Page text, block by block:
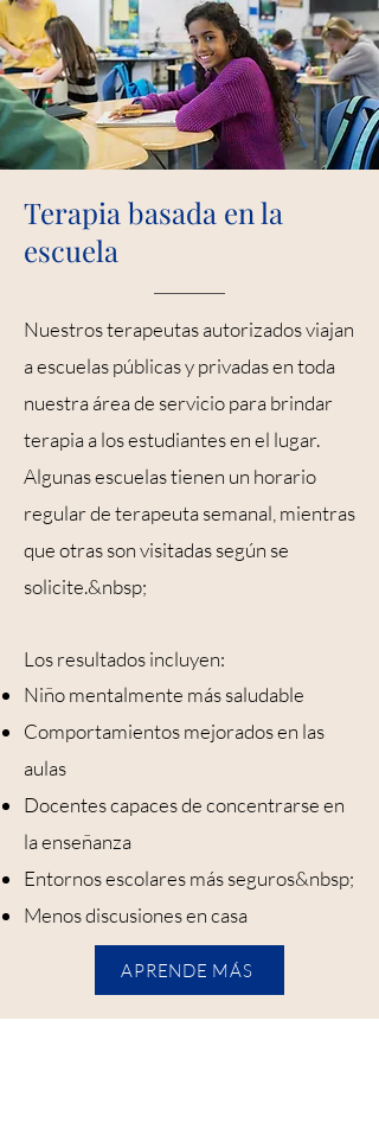
Terapia basada en la
escuela
Nuestros terapeutas autorizados viajan
a escuelas públicas y privadas en toda
nuestra área de servicio para brindar
terapia a los estudiantes en el lugar.
Algunas escuelas tienen un horario
regular de terapeuta semanal, mientras
que otras son visitadas según se
solicite.&nbsp;
Los resultados incluyen:
Niño mentalmente más saludable
Comportamientos mejorados en las
aulas
Docentes capaces de concentrarse en
la enseñanza
Entornos escolares más seguros&nbsp;
Menos discusiones en casa
APRENDE MÁS